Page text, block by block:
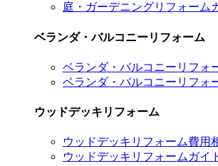
庭・ガーデニングリフォーム
ベランダ・バルコニーリフォーム
ベランダ・バルコニーリフォ
ベランダ・バルコニーリフォ
ウッドデッキリフォーム
ウッドデッキリフォーム費用
ウッドデッキリフォームガイ